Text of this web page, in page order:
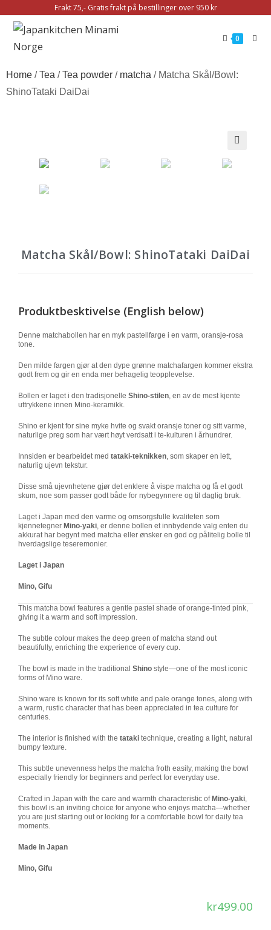
Frakt 75,- Gratis frakt på bestillinger over 950 kr
0
Home /Tea /Tea powder / matcha / Matcha Skål/Bowl:
ShinoTataki DaiDai
Matcha Skål/Bowl: ShinoTataki DaiDai
Produktbesktivelse (English below)
Denne matchabollen har en myk pastellfarge i en varm, oransje-rosa
tone.
Den milde fargen gjør at den dype grønne matchafargen kommer ekstra
godt frem og gir en enda mer behagelig teopplevelse.
Bollen er laget i den tradisjonelle Shino-stilen, en av de mest kjente
uttrykkene innen Mino-keramikk.
Shino er kjent for sine myke hvite og svakt oransje toner og sitt varme,
naturlige preg som har vært høyt verdsatt i te-kulturen i århundrer.
Innsiden er bearbeidet med tataki-teknikken, som skaper en lett,
naturlig ujevn tekstur.
Disse små ujevnhetene gjør det enklere å vispe matcha og få et godt
skum, noe som passer godt både for nybegynnere og til daglig bruk.
Laget i Japan med den varme og omsorgsfulle kvaliteten som
kjennetegner Mino-yaki, er denne bollen et innbydende valg enten du
akkurat har begynt med matcha eller ønsker en god og pålitelig bolle til
hverdagslige teseremonier.
Laget i Japan
Mino, Gifu
This matcha bowl features a gentle pastel shade of orange-tinted pink,
giving it a warm and soft impression.
The subtle colour makes the deep green of matcha stand out
beautifully, enriching the experience of every cup.
The bowl is made in the traditional Shino style—one of the most iconic
forms of Mino ware.
Shino ware is known for its soft white and pale orange tones, along with
a warm, rustic character that has been appreciated in tea culture for
centuries.
The interior is finished with the tataki technique, creating a light, natural
bumpy texture.
This subtle unevenness helps the matcha froth easily, making the bowl
especially friendly for beginners and perfect for everyday use.
Crafted in Japan with the care and warmth characteristic of Mino-yaki,
this bowl is an inviting choice for anyone who enjoys matcha—whether
you are just starting out or looking for a comfortable bowl for daily tea
moments.
Made in Japan
Mino, Gifu
kr499.00